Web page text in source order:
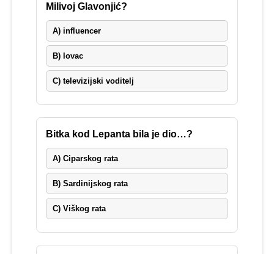
Milivoj Glavonjić?
A) influencer
B) lovac
C) televizijski voditelj
Bitka kod Lepanta bila je dio…?
A) Ciparskog rata
B) Sardinijskog rata
C) Viškog rata